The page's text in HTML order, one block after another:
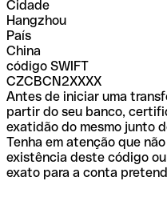
Cidade
Hangzhou
País
China
código SWIFT
CZCBCN2XXXX
Antes de iniciar uma
partir do seu banco,
exatidão do mesmo junto
Tenha em atenção que
existência deste código
exato para a conta